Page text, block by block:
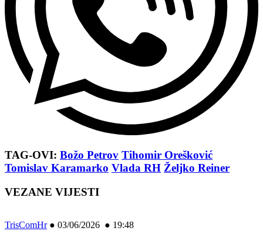
TAG-OVI: Božo Petrov Tihomir Orešković
Tomislav Karamarko Vlada RH Željko Reiner
VEZANE VIJESTI
TrisComHr● 03/06/2026 ● 19:48